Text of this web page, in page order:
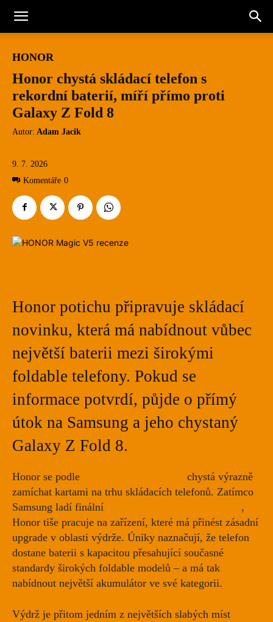
9. 7. 2026
Komentáře 0
HONOR
Honor chystá skládací telefon s
rekordní baterií, míří přímo proti
Galaxy Z Fold 8
Autor: Adam Jacik
Honor potichu připravuje skládací
novinku, která má nabídnout vůbec
největší baterii mezi širokými
foldable telefony. Pokud se
informace potvrdí, půjde o přímý
útok na Samsung a jeho chystaný
Galaxy Z Fold 8.
Honor se podle
chystá výrazně
zamíchat kartami na trhu skládacích telefonů. Zatímco
Samsung ladí finální
,
Honor tiše pracuje na zařízení, které má přinést zásadní
upgrade v oblasti výdrže. Úniky naznačují, že telefon
dostane baterii s kapacitou přesahující současné
standardy širokých foldable modelů – a má tak
nabídnout největší akumulátor ve své kategorii.
Výdrž je přitom jedním z největších slabých míst